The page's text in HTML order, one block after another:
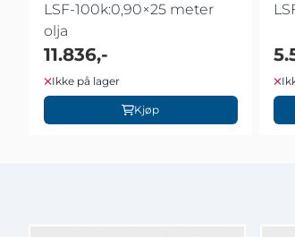
LSF-100k:0,90×25 meter
olja
11.836,-
Ikke på lager
Kjøp